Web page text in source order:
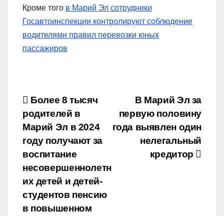
Кроме того в Марий Эл сотрудники
Госавтоинспекции контролируют соблюдение
водителями правил перевозки юных
пассажиров
Навигация
по
записям
В Марий Эл за
первую половину
года выявлен один
нелегальный
кредитор
Более 8 тысяч
родителей в
Марий Эл в 2024
году получают за
воспитание
несовершеннолетн
их детей и детей-
студентов пенсию
в повышенном